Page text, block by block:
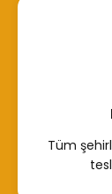
Tüm